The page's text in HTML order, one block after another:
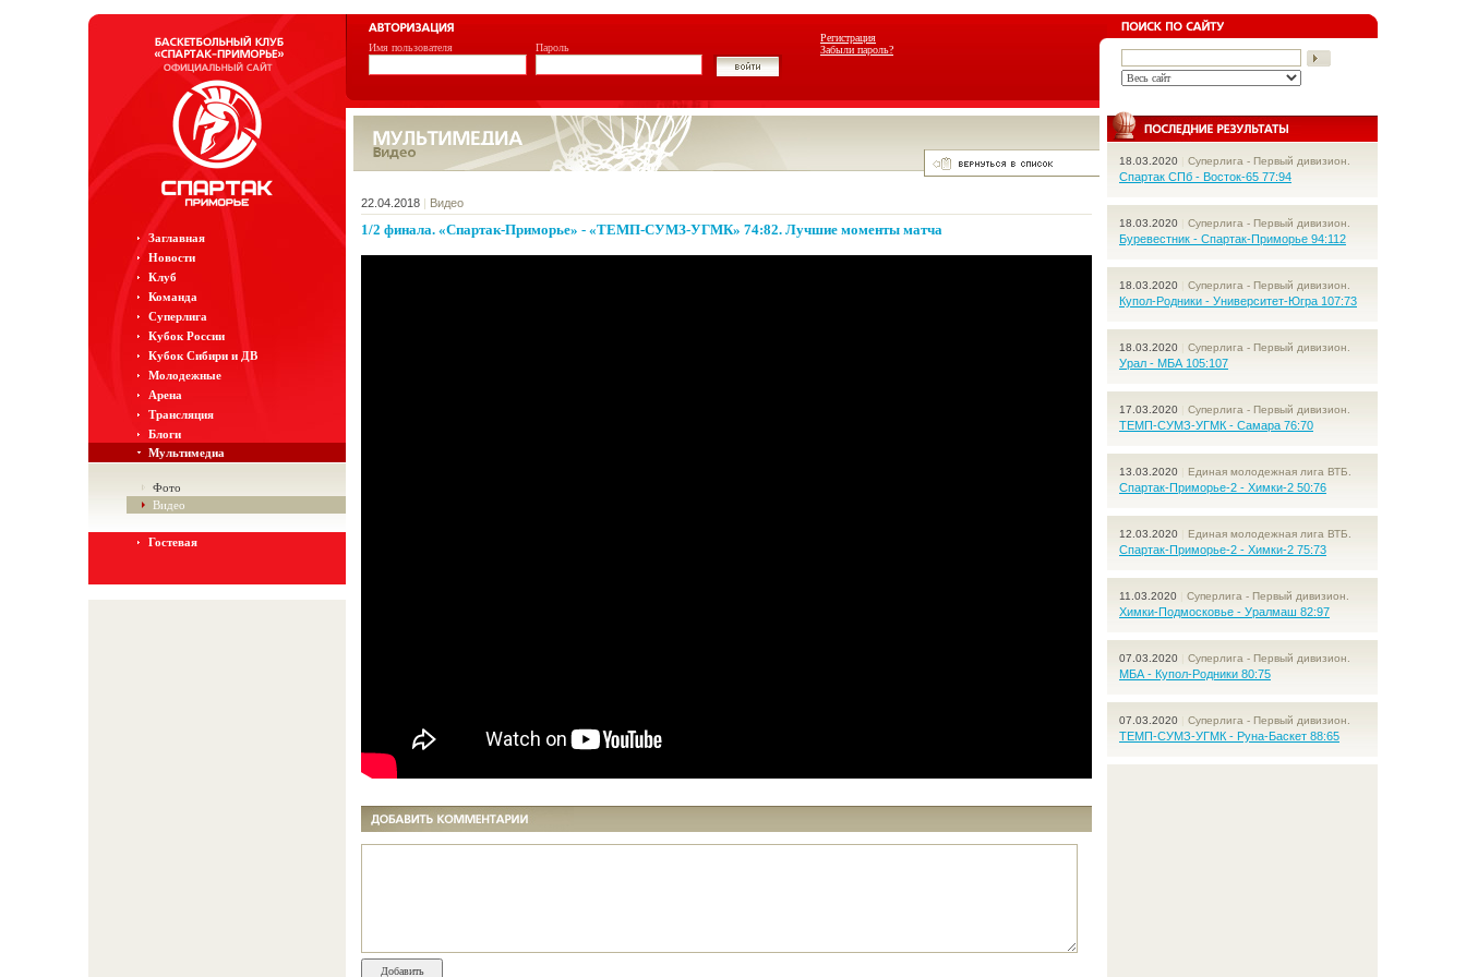
Регистрация
Забыли пароль?
Имя пользователя Пароль
Заглавная
Новости
Клуб
Команда
Суперлига
Кубок России
Кубок Сибири и ДВ
Молодежные
Арена
Трансляция
Блоги
Мультимедиа
Фото
Видео
Гостевая
22.04.2018 | Видео
1/2 финала. «Спартак-Приморье» - «ТЕМП-СУМЗ-УГМК» 74:82. Лучшие моменты матча
18.03.2020 Суперлига - Первый дивизион.
Спартак СПб - Восток-65 77:94
18.03.2020 Суперлига - Первый дивизион.
Буревестник - Спартак-Приморье 94:112
18.03.2020 Суперлига - Первый дивизион.
Купол-Родники - Университет-Югра 107:73
18.03.2020 Суперлига - Первый дивизион.
Урал - МБА 105:107
17.03.2020 Суперлига - Первый дивизион.
ТЕМП-СУМЗ-УГМК - Самара 76:70
13.03.2020 Единая молодежная лига ВТБ.
Спартак-Приморье-2 - Химки-2 50:76
12.03.2020 Единая молодежная лига ВТБ.
Спартак-Приморье-2 - Химки-2 75:73
11.03.2020 Суперлига - Первый дивизион.
Химки-Подмосковье - Уралмаш 82:97
07.03.2020 Суперлига - Первый дивизион.
МБА - Купол-Родники 80:75
07.03.2020 Суперлига - Первый дивизион.
ТЕМП-СУМЗ-УГМК - Руна-Баскет 88:65